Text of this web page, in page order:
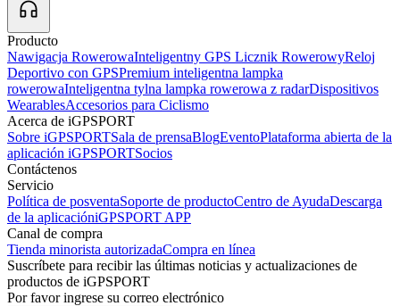
Producto
Nawigacja RowerowaInteligentny GPS Licznik RowerowyReloj
Deportivo con GPSPremium inteligentna lampka
rowerowaInteligentna tylna lampka rowerowa z radarDispositivos
WearablesAccesorios para Ciclismo
Acerca de iGPSPORT
Sobre iGPSPORTSala de prensaBlogEventoPlataforma abierta de la
aplicación iGPSPORTSocios
Contáctenos
Servicio
Política de posventaSoporte de productoCentro de AyudaDescarga
de la aplicacióniGPSPORT APP
Canal de compra
Tienda minorista autorizadaCompra en línea
Suscríbete para recibir las últimas noticias y actualizaciones de
productos de iGPSPORT
Por favor ingrese su correo electrónico